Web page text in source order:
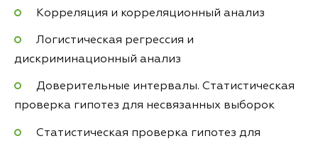
Корреляция и корреляционный анализ
Логистическая регрессия и
дискриминационный анализ
Доверительные интервалы. Статистическая
проверка гипотез для несвязанных выборок
Статистическая проверка гипотез для